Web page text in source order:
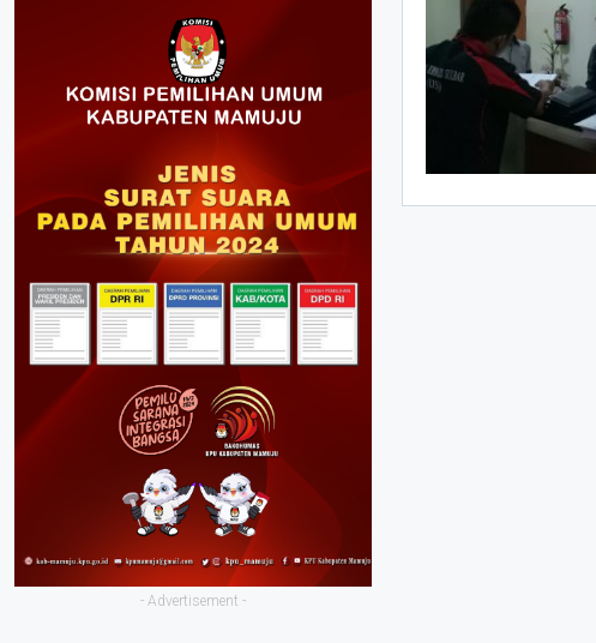
- Advertisement -